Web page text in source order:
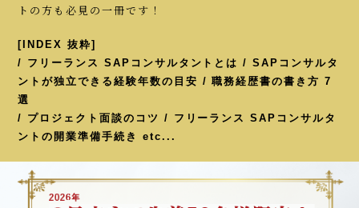
トの方も必見の一冊です！
[INDEX 抜粋]
/ フリーランス SAPコンサルタントとは / SAPコンサルタ
ントが独立できる経験年数の目安 / 職務経歴書の書き方 7
選
/ プロジェクト面談のコツ / フリーランス SAPコンサルタ
ントの開業準備手続き etc...